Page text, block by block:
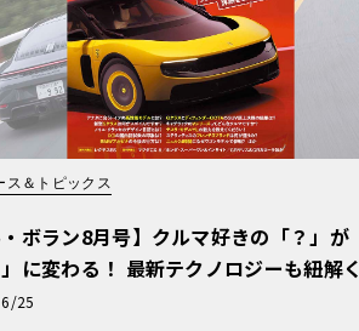
ス＆トピックス
・ボラン8月号】クルマ好きの「？」が
」に変わる！ 最新テクノロジーも紐解く
車Q&A」
25